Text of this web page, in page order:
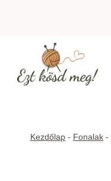
Kezdőlap - Fonalak -